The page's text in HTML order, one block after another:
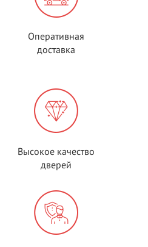
Оперативная
доставка
Высокое качество
дверей